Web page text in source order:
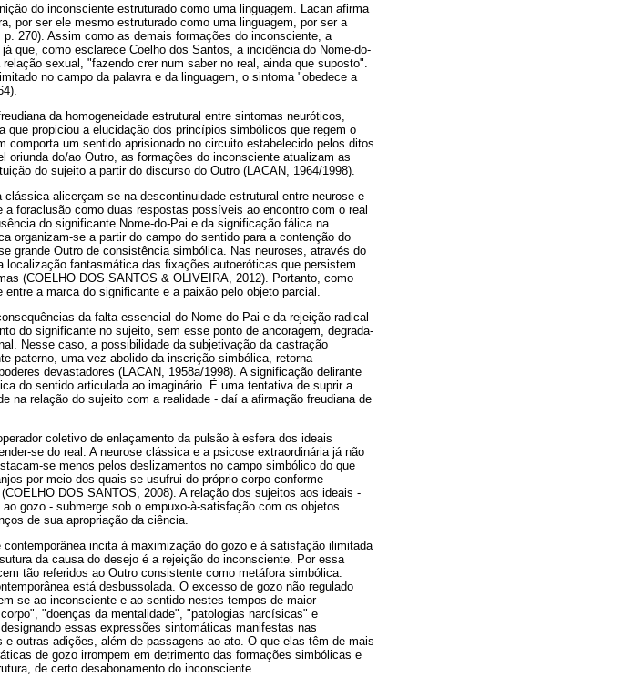
do inconsciente estruturado como uma linguagem. Lacan afirma
por ser ele mesmo estruturado como uma linguagem, por ser a
270). Assim como as demais formações do inconsciente, a
que, como esclarece Coelho dos Santos, a incidência do Nome-do-
sexual, "fazendo crer num saber no real, ainda que suposto".
no campo da palavra e da linguagem, o sintoma "obedece a
da homogeneidade estrutural entre sintomas neuróticos,
propiciou a elucidação dos princípios simbólicos que regem o
um sentido aprisionado no circuito estabelecido pelos ditos
do/ao Outro, as formações do inconsciente atualizam as
do sujeito a partir do discurso do Outro (LACAN, 1964/1998).
alicerçam-se na descontinuidade estrutural entre neurose e
foraclusão como duas respostas possíveis ao encontro com o real
do significante Nome-do-Pai e da significação fálica na
organizam-se a partir do campo do sentido para a contenção do
grande Outro de consistência simbólica. Nas neuroses, através do
fantasmática das fixações autoeróticas que persistem
(COELHO DOS SANTOS & OLIVEIRA, 2012). Portanto, como
a marca do significante e a paixão pelo objeto parcial.
da falta essencial do Nome-do-Pai e da rejeição radical
do significante no sujeito, sem esse ponto de ancoragem, degrada-
Nesse caso, a possibilidade da subjetivação da castração
paterno, uma vez abolido da inscrição simbólica, retorna
devastadores (LACAN, 1958a/1998). A significação delirante
do sentido articulada ao imaginário. É uma tentativa de suprir a
na relação do sujeito com a realidade - daí a afirmação freudiana de
coletivo de enlaçamento da pulsão à esfera dos ideais
se do real. A neurose clássica e a psicose extraordinária já não
se menos pelos deslizamentos no campo simbólico do que
por meio dos quais se usufrui do próprio corpo conforme
DOS SANTOS, 2008). A relação dos sujeitos aos ideais -
gozo - submerge sob o empuxo-à-satisfação com os objetos
de sua apropriação da ciência.
incita à maximização do gozo e à satisfação ilimitada
da causa do desejo é a rejeição do inconsciente. Por essa
tão referidos ao Outro consistente como metáfora simbólica.
está desbussolada. O excesso de gozo não regulado
se ao inconsciente e ao sentido nestes tempos de maior
"doenças da mentalidade", "patologias narcísicas" e
essas expressões sintomáticas manifestas nas
outras adições, além de passagens ao ato. O que elas têm de mais
de gozo irrompem em detrimento das formações simbólicas e
de certo desabonamento do inconsciente.